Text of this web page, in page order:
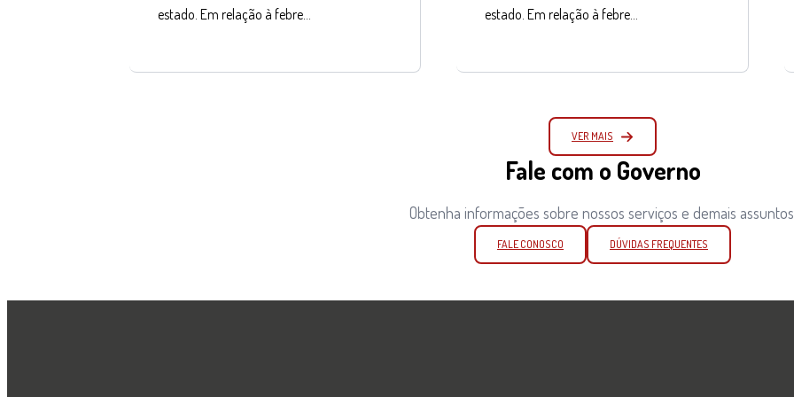
estado. Em relação à febre… estado. Em relação à febre…
VER MAIS
Fale com o Governo
Obtenha informações sobre nossos serviços e demais
FALE CONOSCO DÚVIDAS FREQUENTES